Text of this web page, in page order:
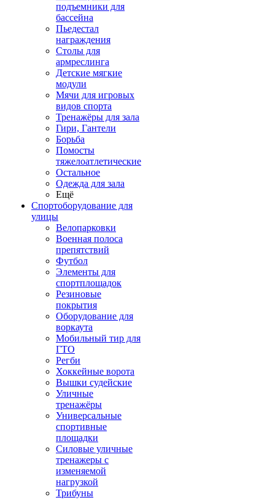
подъемники для
бассейна
Пьедестал
награждения
Столы для
армреслинга
Детские мягкие
модули
Мячи для игровых
видов спорта
Тренажёры для зала
Гири, Гантели
Борьба
Помосты
тяжелоатлетические
Остальное
Одежда для зала
Ещё
Спортоборудование для
улицы
Велопарковки
Военная полоса
препятствий
Футбол
Элементы для
спортплощадок
Резиновые
покрытия
Оборудование для
воркаута
Мобильный тир для
ГТО
Регби
Хоккейные ворота
Вышки судейские
Уличные
тренажёры
Универсальные
спортивные
площадки
Силовые уличные
тренажеры с
изменяемой
нагрузкой
Трибуны